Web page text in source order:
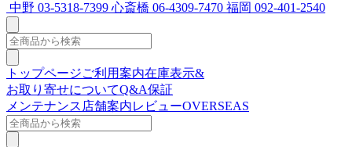
中野 03-5318-7399 心斎橋 06-4309-7470 福岡 092-401-2540
トップページご利用案内在庫表示&
お取り寄せについてQ&A保証
メンテナンス 店舗案内レビューOVERSEAS